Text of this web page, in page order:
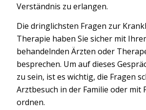
Verständnis zu erlangen.
Die dringlichsten Fragen zur
Therapie haben Sie sicher mit
behandelnden Ärzten oder
besprechen. Um auf dieses
zu sein, ist es wichtig, die Fragen
Arztbesuch in der Familie oder mit
ordnen.